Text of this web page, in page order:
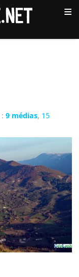
≡
:9 médias, 15